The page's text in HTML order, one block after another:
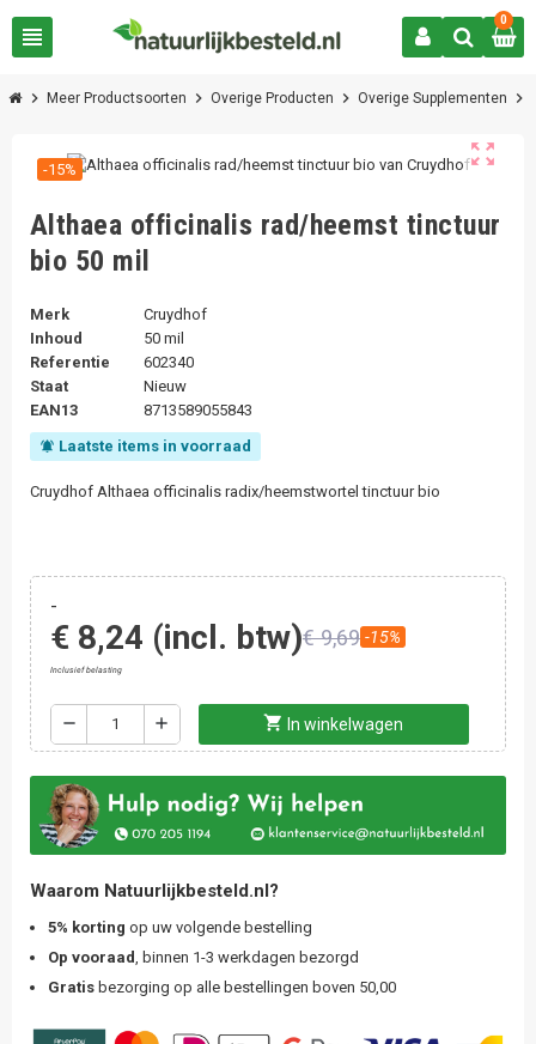
view_headline
0
chevron_right Meer Productsoorten chevron_right Overige Producten chevron_right Overige Supplementen chevron_right
zoom_out_map
-15%
Althaea officinalis rad/heemst tinctuur
bio 50 mil
Merk
Cruydhof
Inhoud
50 mil
Referentie
602340
Staat
Nieuw
EAN13
8713589055843
notifications_active Laatste items in voorraad
Cruydhof Althaea officinalis radix/heemstwortel tinctuur bio
-
€ 8,24 (incl. btw)€ 9,69 -15%
Inclusief belasting
remove add shopping_cart In winkelwagen
Waarom Natuurlijkbesteld.nl?
5% korting op uw volgende bestelling
Op vooraad
, binnen 1-3 werkdagen bezorgd
Gratis bezorging op alle bestellingen boven 50,00